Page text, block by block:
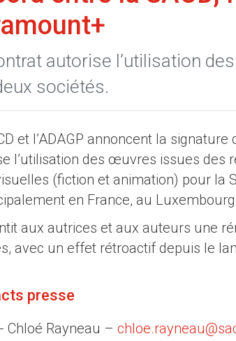
autorise l’utilisation
sociétés.
et l’ADAGP annoncent la
l’utilisation des œuvres issues
(fiction et animation) pour la
en France, au
aux autrices et aux auteurs une
avec un effet rétroactif depuis le
presse
- Chloé Rayneau –